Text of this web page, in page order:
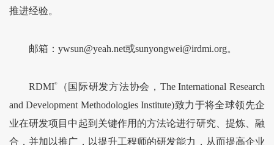
推进经验。
邮箱：ywsun@yeah.net或sunyongwei@irdmi.org。
RDMI®
（国际研发方法协会，The International Research
and Development Methodologies Institute)致力于将全球领先企
业在研发项目中起到关键作用的方法论进行研究、提炼、融
合，并加以推广，以提升工程师的研发能力，从而提高企业